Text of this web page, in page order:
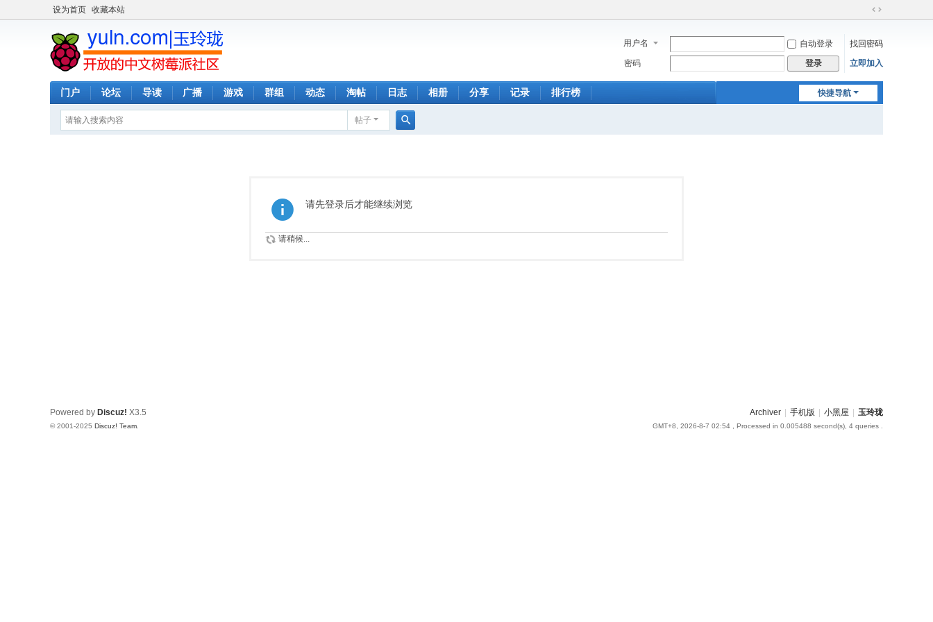
设为首页 收藏本站
切
到
宽
用户名 自动登录
找回密码
密码
登录 立即加入
快捷导航
门户 论坛 导读 广播 游戏 群组 动态 淘帖 日志 相册 分享 记录 排行榜
帖子
请先登录后才能继续浏览
请稍候...
Archiver 手机版 小黑屋 玉玲珑
GMT+8, 2026-8-7 02:54 , Processed in 0.005488 second(s), 4 queries .
Powered by Discuz! X3.5
© 2001-2025 Discuz! Team